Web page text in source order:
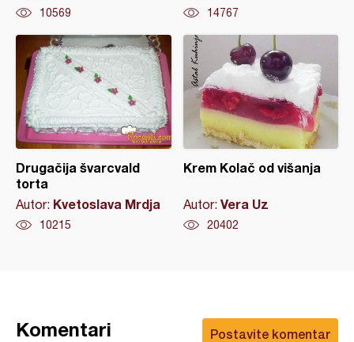
10569 14767
Drugačija švarcvald
torta
Autor: Kvetoslava Mrdja
10215
Krem Kolač od višanja
Autor: Vera Uz
20402
Postavite komentar
Komentari